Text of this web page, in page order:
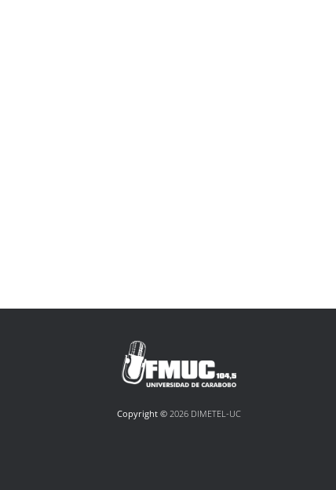
Copyright ©2026 DIMETEL-UC